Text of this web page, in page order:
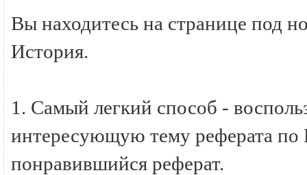
Вы находитесь на странице под
История.
1. Самый легкий способ -
интересующую тему реферата по
понравившийся реферат.